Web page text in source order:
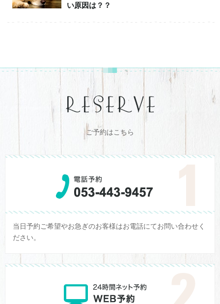
い原因は？？
ご予約はこちら
当日予約ご希望やお急ぎのお客様はお電話にてお問い合わせく
ださい。